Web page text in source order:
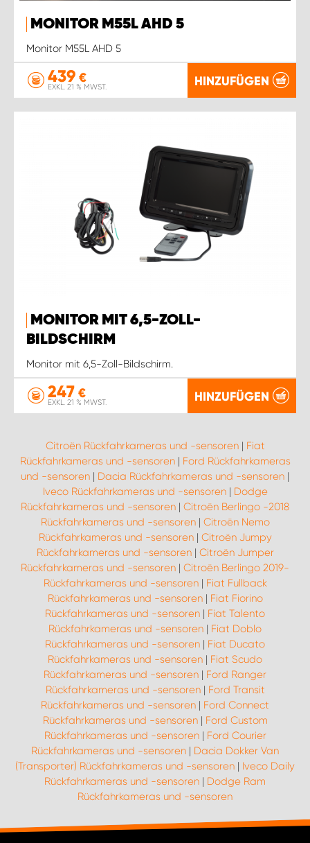
MONITOR M55L AHD 5
Monitor M55L AHD 5
439 €
EXKL. 21 % MWST. HINZUFÜGEN
MONITOR MIT 6,5-ZOLL-
BILDSCHIRM
Monitor mit 6,5-Zoll-Bildschirm.
247 €
EXKL. 21 % MWST. HINZUFÜGEN
Citroën Rückfahrkameras und -sensoren| Fiat
Rückfahrkameras und -sensoren| Ford Rückfahrkameras
und -sensoren | Dacia Rückfahrkameras und -sensoren |
Iveco Rückfahrkameras und -sensoren| Dodge
Rückfahrkameras und -sensoren | Citroën Berlingo -2018
Rückfahrkameras und -sensoren| Citroën Nemo
Rückfahrkameras und -sensoren| Citroën Jumpy
Rückfahrkameras und -sensoren| Citroën Jumper
Rückfahrkameras und -sensoren | Citroën Berlingo 2019-
Rückfahrkameras und -sensoren| Fiat Fullback
Rückfahrkameras und -sensoren| Fiat Fiorino
Rückfahrkameras und -sensoren | Fiat Talento
Rückfahrkameras und -sensoren | Fiat Doblo
Rückfahrkameras und -sensoren | Fiat Ducato
Rückfahrkameras und -sensoren | Fiat Scudo
Rückfahrkameras und -sensoren | Ford Ranger
Rückfahrkameras und -sensoren| Ford Transit
Rückfahrkameras und -sensoren | Ford Connect
Rückfahrkameras und -sensoren| Ford Custom
Rückfahrkameras und -sensoren| Ford Courier
Rückfahrkameras und -sensoren | Dacia Dokker Van
(Transporter) Rückfahrkameras und -sensoren | Iveco Daily
Rückfahrkameras und -sensoren | Dodge Ram
Rückfahrkameras und -sensoren